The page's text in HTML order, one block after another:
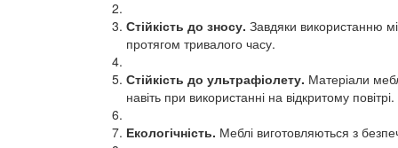
Стійкість до зносу. Завдяки використанню
протягом тривалого часу.
Стійкість до ультрафіолету. Матеріали
навіть при використанні на відкритому повітрі.
Екологічність. Меблі виготовляються з